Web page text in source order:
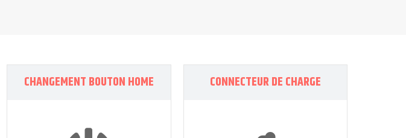
CHANGEMENT BOUTON HOME CONNECTEUR DE CHARGE